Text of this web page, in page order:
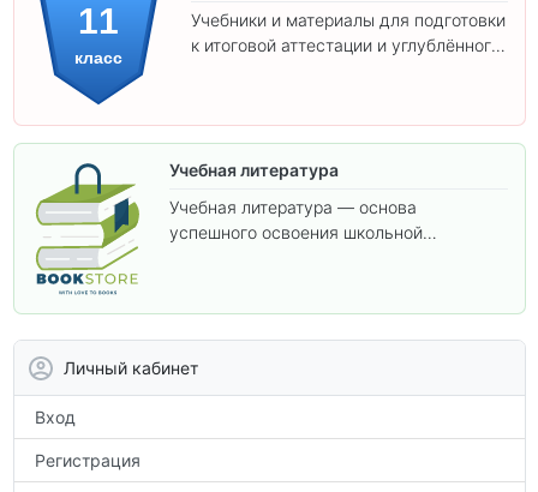
11
класс
Учебники и материалы для подготовки
к итоговой аттестации и углублённого
Учебная литература
Учебная литература — основа
успешного освоения школьной
Личный кабинет
Вход
Регистрация